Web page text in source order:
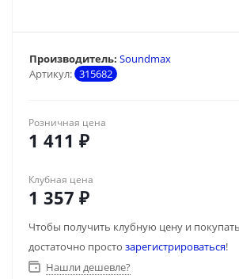
Артикул: 315682
Производитель: Soundmax
Розничная цена
1 411 ₽
Клубная цена
1 357 ₽
Чтобы получить клубную цену и
достаточно просто зарегистрироваться!
Нашли дешевле?